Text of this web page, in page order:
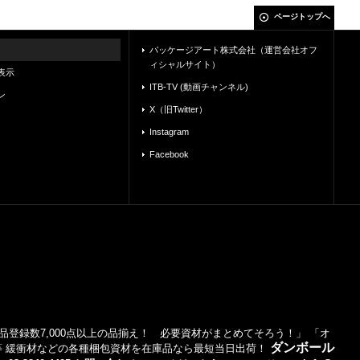
ページトップへ
示
パッケージアート株式会社（運営会社オフ
ィシャルサイト）
ITB-TV (動画チャンネル)
X（旧Twitter）
Instagram
Facebook
登録数7,000点以上の品揃え！ 必要資材がまとめてそろう！」 「オ
衝材などの各種梱包資材を在庫品なら最短当日出荷！ ダンボール